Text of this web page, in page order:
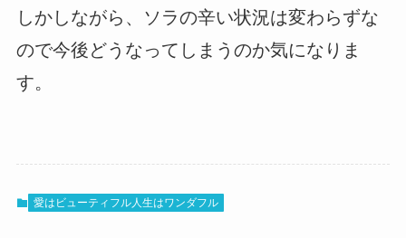
しかしながら、ソラの辛い状況は変わらずな
ので今後どうなってしまうのか気になりま
す。
愛はビューティフル人生はワンダフル